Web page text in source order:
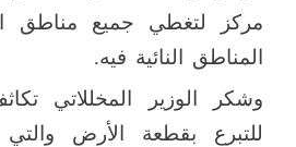
مركز لتغطي جميع مناطق
المناطق النائية فيه.
وشكر الوزير المخللاتي
للتبرع بقطعة الأرض